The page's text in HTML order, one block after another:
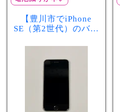
【豊川市でiPhone
SE（第2世代）のバッ
スマ豊川店】電池の
減りが早い症状も当